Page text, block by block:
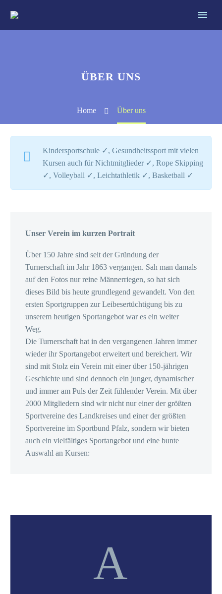
ÜBER UNS
Home Über uns
Kindersportschule ✓, Gesundheitssport mit vielen
Kursen auch für Nichtmitglieder ✓, Rope Skipping
✓, Volleyball ✓, Leichtathletik ✓, Basketball ✓
Unser Verein im kurzen Portrait
Über 150 Jahre sind seit der Gründung der
Turnerschaft im Jahr 1863 vergangen. Sah man damals
auf den Fotos nur reine Männerriegen, so hat sich
dieses Bild bis heute grundlegend gewandelt. Von den
ersten Sportgruppen zur Leibesertüchtigung bis zu
unserem heutigen Sportangebot war es ein weiter
Weg.
Die Turnerschaft hat in den vergangenen Jahren immer
wieder ihr Sportangebot erweitert und bereichert. Wir
sind mit Stolz ein Verein mit einer über 150-jährigen
Geschichte und sind dennoch ein junger, dynamischer
und immer am Puls der Zeit fühlender Verein. Mit über
2000 Mitgliedern sind wir nicht nur einer der größten
Sportvereine des Landkreises und einer der größten
Sportvereine im Sportbund Pfalz, sondern wir bieten
auch ein vielfältiges Sportangebot und eine bunte
Auswahl an Kursen:
A
A